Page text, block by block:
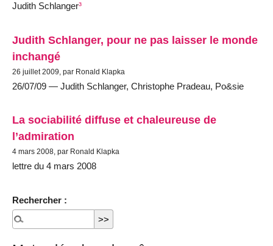
Judith Schlanger³
Judith Schlanger, pour ne pas laisser le monde
inchangé
26 juillet 2009, par Ronald Klapka
26/07/09 — Judith Schlanger, Christophe Pradeau, Po&sie
La sociabilité diffuse et chaleureuse de
l’admiration
4 mars 2008, par Ronald Klapka
lettre du 4 mars 2008
Rechercher :